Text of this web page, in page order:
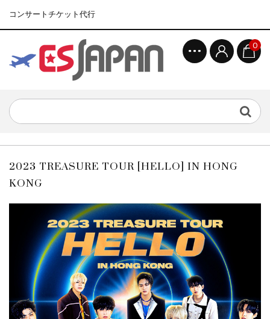
コンサートチケット代行
0
2023 TREASURE TOUR [HELLO] IN HONG
KONG